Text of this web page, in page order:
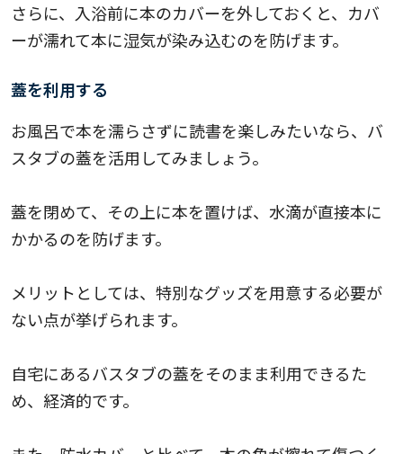
さらに、入浴前に本のカバーを外しておくと、カバ
ーが濡れて本に湿気が染み込むのを防げます。
蓋を利用する
お風呂で本を濡らさずに読書を楽しみたいなら、バ
スタブの蓋を活用してみましょう。
蓋を閉めて、その上に本を置けば、水滴が直接本に
かかるのを防げます。
メリットとしては、特別なグッズを用意する必要が
ない点が挙げられます。
自宅にあるバスタブの蓋をそのまま利用できるた
め、経済的です。